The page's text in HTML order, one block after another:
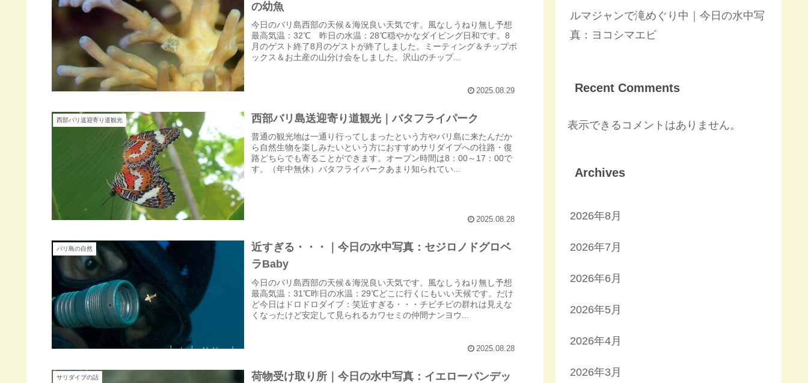
の幼魚
今日のバリ島西部の天候＆海況良い天気です。風なしうねり無し予想
最高気温：32℃ 昨日の水温：28℃穏やかなダイビング日和です。8
月のゲスト終了8月のゲストが終了しました。ミーティング＆チップボ
ックス＆お土産の山分け会をしました。沢山のチップ...
2025.08.29
西部バリ送迎寄り道観光 西部バリ島送迎寄り道観光｜バタフライパーク
普通の観光地は一通り行ってしまったという方やバリ島に来たんだか
ら自然生物を楽しみたいという方におすすめサリダイブへの往路・復
路どちらでも寄ることができます。オープン時間は8：00～17：00で
す。（年中無休）バタフライパークあまり知られてい...
2025.08.28
バリ島の自然
近すぎる・・・｜今日の水中写真：セジロノドグロベ
ラBaby
今日のバリ島西部の天候＆海況良い天気です。風なしうねり無し予想
最高気温：31℃昨日の水温：29℃どこに行くにもいい天候です。だけ
ど今日はドロドロダイブ：笑近すぎる・・・チビチビの群れは見えな
くなったけど安定して見られるカワセミの仲間ナンヨウ...
2025.08.28
サリダイブの話
荷物受け取り所｜今日の水中写真：イエローバンデッ
ルマジャンで滝めぐり中｜今日の水中写
真：ヨコシマエビ
Recent Comments
表示できるコメントはありません。
Archives
2026年8月
2026年7月
2026年6月
2026年5月
2026年4月
2026年3月